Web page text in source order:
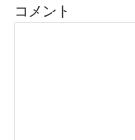
コメント